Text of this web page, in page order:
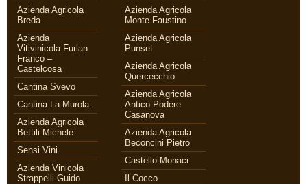
Azienda Agricola
Breda
Azienda
Vitivinicola Furlan
Franco –
Castelcosa
Cantina Svevo
Cantina La Murola
Azienda Agricola
Bettili Michele
Sensi Vini
Azienda Vinicola
Strappelli Guido
Azienda Agricola
Monte Faustino
Azienda Agricola
Punset
Azienda Agricola
Quercecchio
Azienda Agricola
Antico Podere
Casanova
Azienda Agricola
Beconcini Pietro
Castello Monaci
Il Cocco